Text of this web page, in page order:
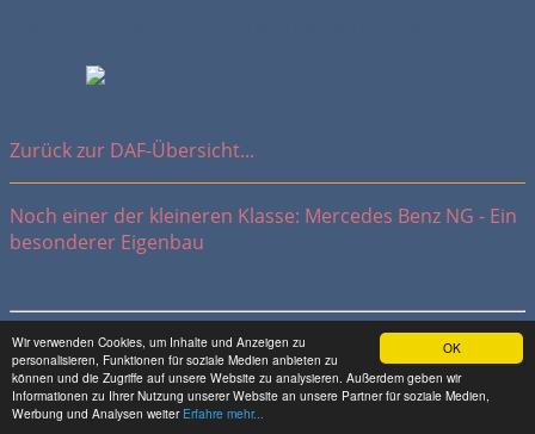
OK
Wir verwenden Cookies, um Inhalte und Anzeigen zu
personalisieren, Funktionen für soziale Medien anbieten zu
können und die Zugriffe auf unsere Website zu analysieren. Außerdem geben wir
Informationen zu Ihrer Nutzung unserer Website an unsere Partner für soziale Medien,
Werbung und Analysen weiter Erfahre mehr...
Zurück zur DAF-Übersicht...
Noch einer der kleineren Klasse: Mercedes Benz NG - Ein
besonderer Eigenbau
Meine Kontaktdaten:
hadel.net
Bereich: Modellbau